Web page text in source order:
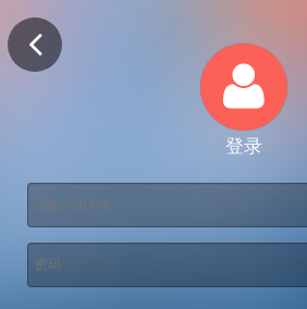
登录